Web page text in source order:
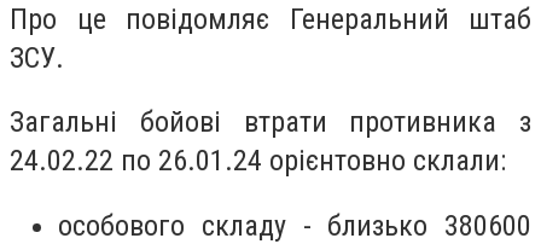
Про це повідомляє Генеральний штаб
ЗСУ.
Загальні бойові втрати противника з
24.02.22 по 26.01.24 орієнтовно склали:
особового складу - близько 380600